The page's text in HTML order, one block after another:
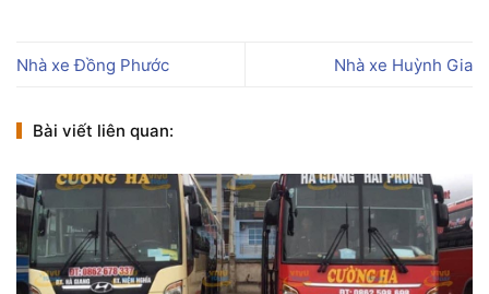
Nhà xe Đồng Phước Nhà xe Huỳnh Gia
Bài viết liên quan: